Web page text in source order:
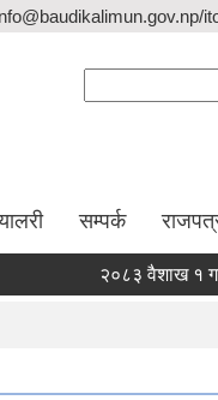
सम्पर्क
२०८३ वैशाख १
२०८३ वैशाख १